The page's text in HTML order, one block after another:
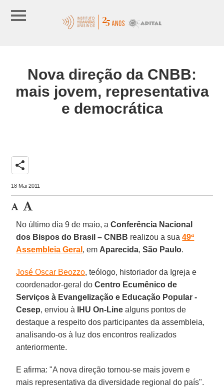
Nova direção da CNBB:
mais jovem, representativa
e democrática
share
18 Mai 2011
No último dia 9 de maio, aConferência Nacional
dos Bispos do Brasil – CNBB realizou a sua49ª
Assembleia Geral , em Aparecida,São Paulo.
José Oscar Beozzo, teólogo, historiador da Igreja e
coordenador-geral doCentro Ecumênico de
Serviços à Evangelização e Educação Popular -
Cesep, enviou à IHU On-Line alguns pontos de
destaque a respeito dos participantes da assembleia,
analisando-os à luz dos encontros realizados
anteriormente.
E afirma: "A nova direção tornou-se mais jovem e
mais representativa da diversidade regional do país".